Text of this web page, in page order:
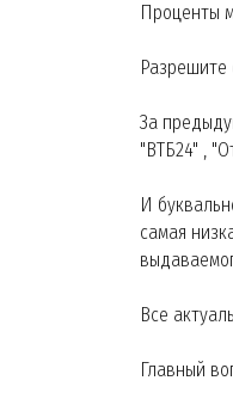
Проценты
Разрешите
За
"ВТБ24" ,
И
самая
Все
Главный